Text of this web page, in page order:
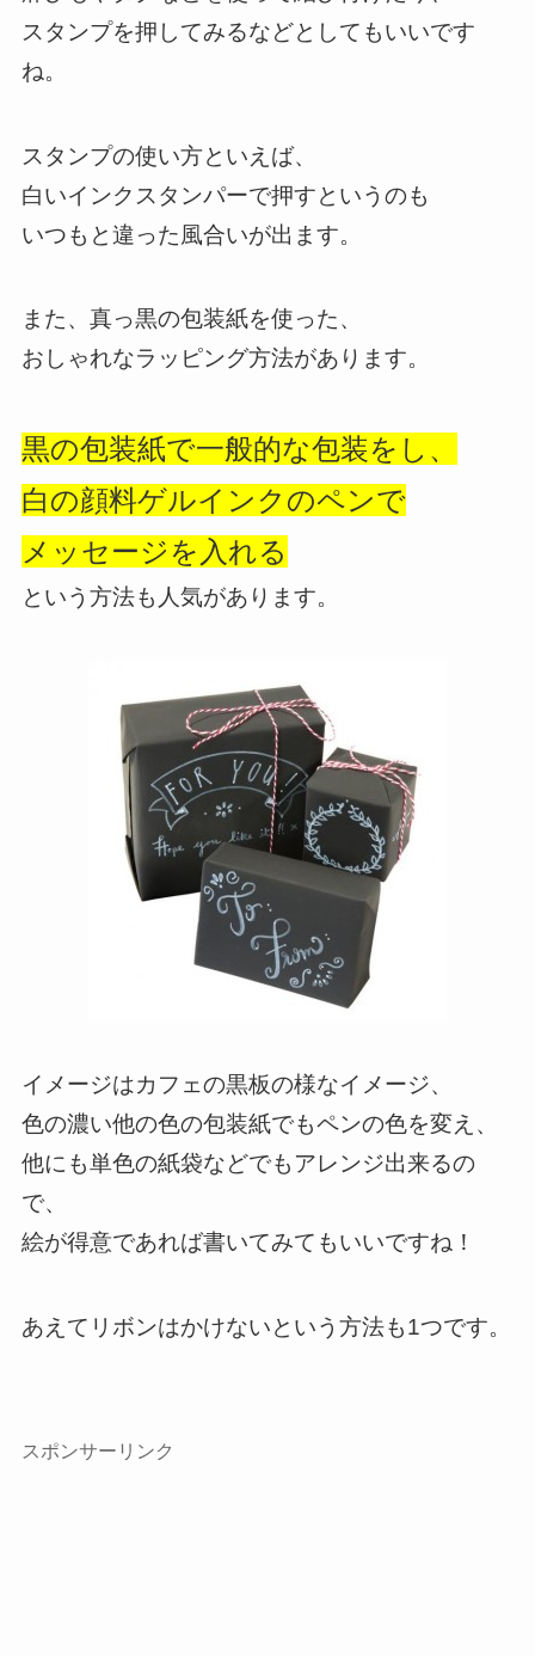
スタンプを押してみるなどとしてもいいです
ね。
スタンプの使い方といえば、
白いインクスタンパーで押すというのも
いつもと違った風合いが出ます。
また、真っ黒の包装紙を使った、
おしゃれなラッピング方法があります。
黒の包装紙で一般的な包装をし、
白の顔料ゲルインクのペンで
メッセージを入れる
という方法も人気があります。
イメージはカフェの黒板の様なイメージ、
色の濃い他の色の包装紙でもペンの色を変え、
他にも単色の紙袋などでもアレンジ出来るの
で、
絵が得意であれば書いてみてもいいですね！
あえてリボンはかけないという方法も1つです。
スポンサーリンク